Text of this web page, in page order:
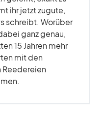
ihr jetzt zugute,
schreibt. Worüber
ganz genau,
15 Jahren mehr
mit den